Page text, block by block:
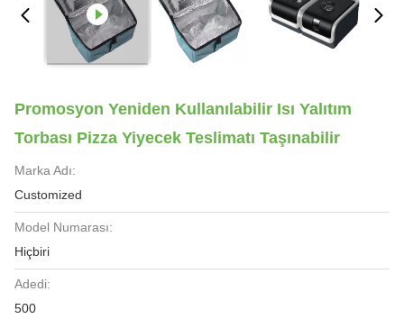
Promosyon Yeniden Kullanılabilir Isı Yalıtım
Torbası Pizza Yiyecek Teslimatı Taşınabilir
Marka Adı:
Customized
Model Numarası:
Hiçbiri
Adedi:
500